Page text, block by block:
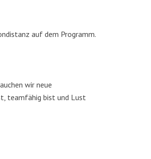
auf dem Programm.
wir neue
teamfähig bist und Lust